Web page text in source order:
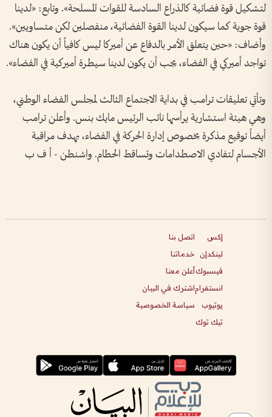
لتشكيل قوة فضائية كالذراع السادسة للقوات المسلحة». وتابع: «لدينا
قوة جوية كما سيكون لدينا القوة الفضائية، منفصلين لكن متساويين».
وأضاف: «حين يتعلق الأمر بالدفاع عن أميركا ليس كافياً أن يكون هناك
تواجد أميركي في الفضاء، يجب أن يكون لدينا سيطرة أميركية في الفضاء».
وتأتي تعليقات ترامب في بداية الاجتماع الثالث لمجلس الفضاء الوطني،
وهي هيئة استشارية يرأسها نائب الرئيس مايك بنس. وأعلن ترامب
أيضاً توقيع مذكرة بخصوص إدارة الحركة في الفضاء، بهدف مراقبة
الأجسام لتفادي الاصطدامات وتساقط الحطام. واشنطن - أ ف ب
إكس
لينكدإن
فيسبوك
انستغرام
يوتيوب
تيك توك
اتصل بنا
خدماتنا
أعلن معنا
اشترك في البيان
سياسة الخصوصية